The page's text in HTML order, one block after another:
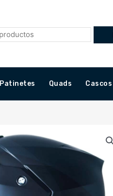
Patinetes Quads Cascos